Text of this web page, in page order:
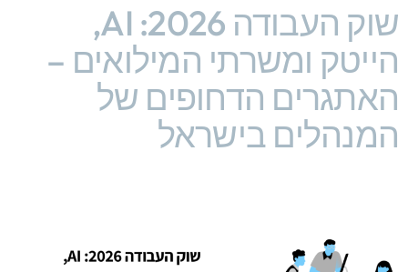
שוק העבודה 2026: AI,
הייטק ומשרתי המילואים –
האתגרים הדחופים של
המנהלים בישראל